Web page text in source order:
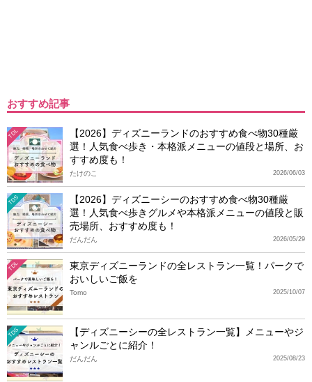
おすすめ記事
TDL
【2026】ディズニーランドのおすすめ食べ物30種厳
選！人気食べ歩き・本格派メニューの値段と場所、お
すすめ度も！
2026/06/03
たけのこ
TDS
【2026】ディズニーシーのおすすめ食べ物30種厳
選！人気食べ歩きグルメや本格派メニューの値段と販
売場所、おすすめ度も！
2026/05/29
だんだん
TDL
東京ディズニーランドの全レストラン一覧！パークで
おいしいご飯を
2025/10/07
Tomo
TDS
【ディズニーシーの全レストラン一覧】メニューやジ
ャンルごとに紹介！
2025/08/23
だんだん